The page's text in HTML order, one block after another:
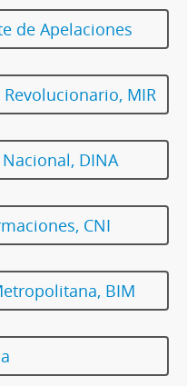
de Apelaciones
MIR
DINA
CNI
BIM